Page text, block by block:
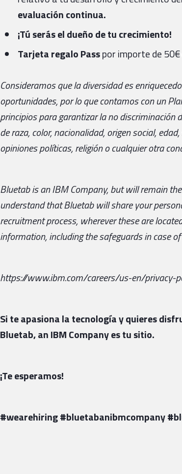
evaluación continua.
¡Tú serás el dueño de tu crecimiento!
Tarjeta regalo Passpor importe de
Consideramos que la diversidad es
oportunidades, por lo que contamos con un
principios para garantizar la no discriminación
de raza, color, nacionalidad, origen social,
opiniones políticas, religión o cualquier otra
Bluetab is an IBM Company, but will remain
understand that Bluetab will share your
recruitment process, wherever these are
information, including the safeguards in case
https://www.ibm.com/careers/us-en/privacy-
Si te apasiona la tecnología y quieres
Bluetab, an IBM Company es tu sitio.
¡Te esperamos!
#wearehiring #bluetabanibmcompany